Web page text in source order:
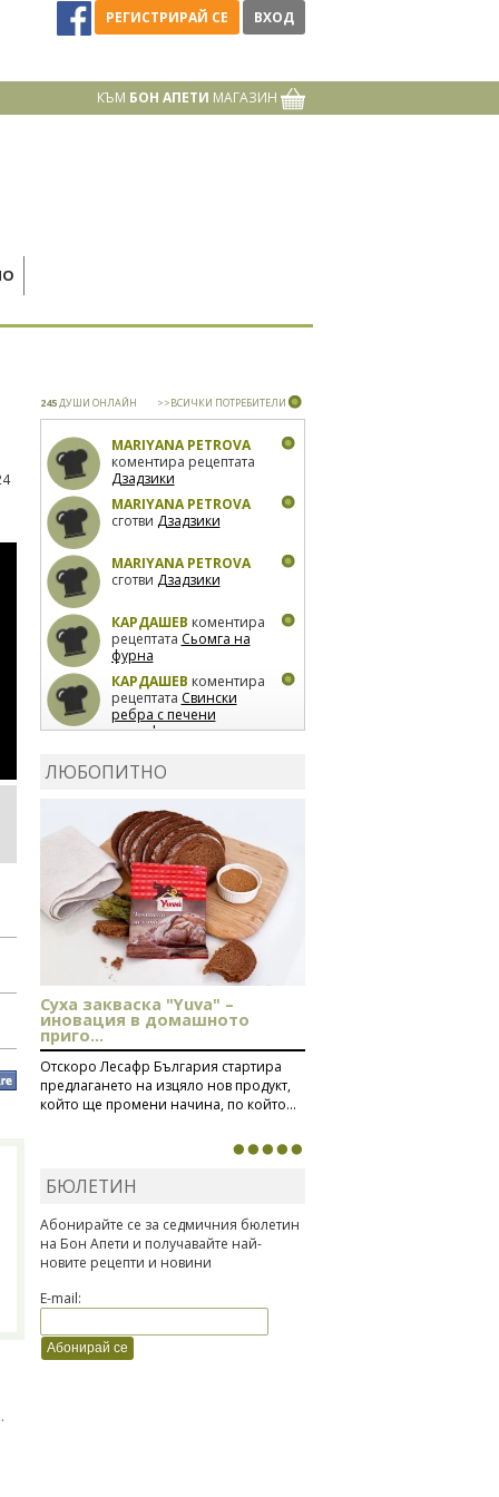
РЕГИСТРИРАЙ СЕ ВХОД
КЪМ БОН АПЕТИ МАГАЗИН
245ДУШИ ОНЛАЙН >>ВСИЧКИ ПОТРЕБИТЕЛИ
MARIYANA PETROVA
коментира рецептата
Дзадзики
MARIYANA PETROVA
сготви Дзадзики
MARIYANA PETROVA
сготви Дзадзики
КАРДАШЕВ коментира
рецептата Сьомга на
фурна
КАРДАШЕВ коментира
рецептата Свински
ребра с печени
картофи
лимон
коментира рецептата
Киноа със зеленчуци
ЛЮБОПИТНО
Суха закваска "Yuva" –
иновация в домашното
приго...
Отскоро Лесафр България стартира
предлагането на изцяло нов продукт,
който ще промени начина, по който...
БЮЛЕТИН
Абонирайте се за седмичния бюлетин
на Бон Апети и получавайте най-
новите рецепти и новини
E-mail: